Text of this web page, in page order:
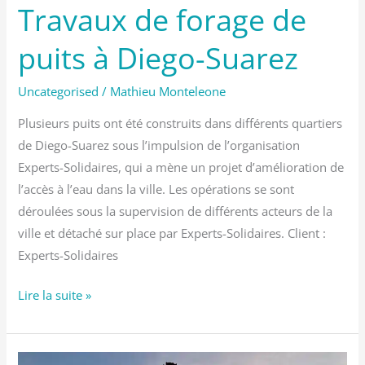
Travaux de forage de
puits à Diego-Suarez
Uncategorised / Mathieu Monteleone
Plusieurs puits ont été construits dans différents quartiers
de Diego-Suarez sous l’impulsion de l’organisation
Experts-Solidaires, qui a mène un projet d’amélioration de
l’accès à l’eau dans la ville. Les opérations se sont
déroulées sous la supervision de différents acteurs de la
ville et détaché sur place par Experts-Solidaires. Client :
Experts-Solidaires
Lire la suite »